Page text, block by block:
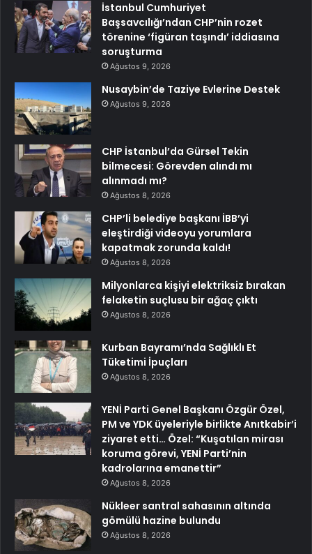
İstanbul Cumhuriyet
Başsavcılığı’ndan CHP’nin rozet
törenine ‘figüran taşındı’ iddiasına
soruşturma
Ağustos 9, 2026
Nusaybin’de Taziye Evlerine Destek
Ağustos 9, 2026
CHP İstanbul’da Gürsel Tekin
bilmecesi: Görevden alındı mı
alınmadı mı?
Ağustos 8, 2026
CHP’li belediye başkanı İBB’yi
eleştirdiği videoyu yorumlara
kapatmak zorunda kaldı!
Ağustos 8, 2026
Milyonlarca kişiyi elektriksiz bırakan
felaketin suçlusu bir ağaç çıktı
Ağustos 8, 2026
Kurban Bayramı’nda Sağlıklı Et
Tüketimi İpuçları
Ağustos 8, 2026
YENİ Parti Genel Başkanı Özgür Özel,
PM ve YDK üyeleriyle birlikte Anıtkabir’i
ziyaret etti… Özel: “Kuşatılan mirası
koruma görevi, YENİ Parti’nin
kadrolarına emanettir”
Ağustos 8, 2026
Nükleer santral sahasının altında
gömülü hazine bulundu
Ağustos 8, 2026